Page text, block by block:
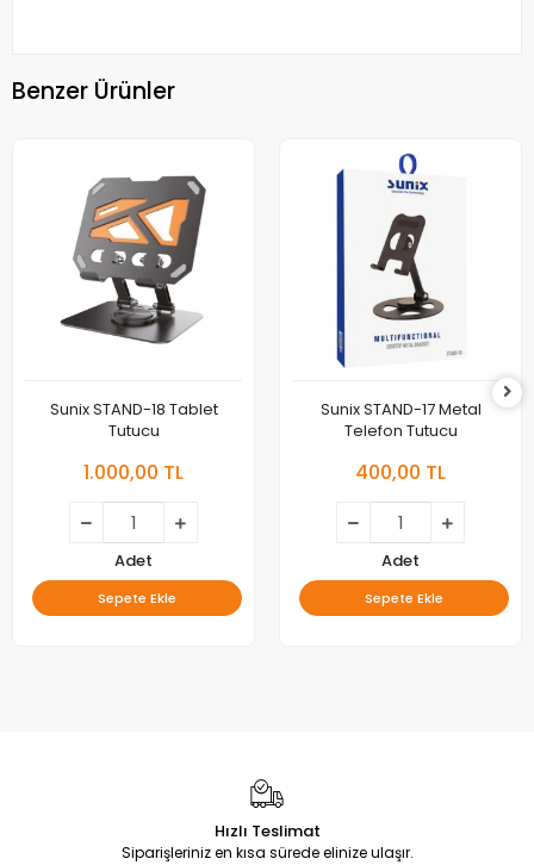
Benzer Ürünler
Sunix STAND-18 Tablet
Tutucu
1.000,00 TL
Adet
Sepete Ekle
Sunix STAND-17 Metal
Telefon Tutucu
400,00 TL
Adet
Sepete Ekle
Hızlı Teslimat
Siparişleriniz en kısa sürede elinize ulaşır.